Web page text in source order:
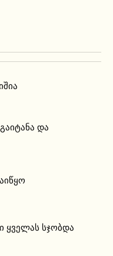
და
ყველას სჯობდა